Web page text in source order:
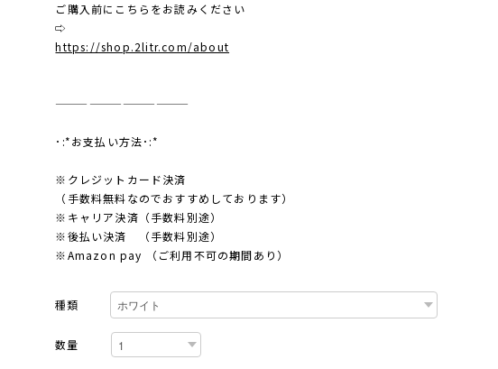
ご購入前にこちらをお読みください
⇨
https://shop.2litr.com/about
————————————
･:*お支払い方法･:*
※クレジットカード決済
（手数料無料なのでおすすめしております）
※キャリア決済（手数料別途）
※後払い決済 （手数料別途）
※Amazon pay （ご利用不可の期間あり）
種類
数量